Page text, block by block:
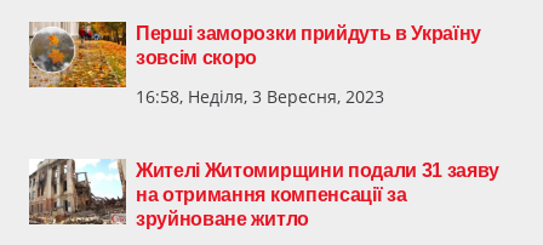
Перші заморозки прийдуть в Україну
зовсім скоро
16:58, Неділя, 3 Вересня, 2023
Жителі Житомирщини подали 31 заяву
на отримання компенсації за
зруйноване житло